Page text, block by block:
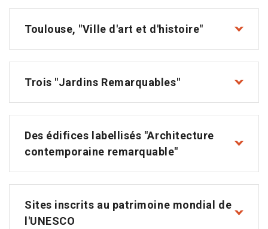
Toulouse, "Ville d'art et d'histoire"
Trois "Jardins Remarquables"
Des édifices labellisés "Architecture
contemporaine remarquable"
Sites inscrits au patrimoine mondial de
l'UNESCO